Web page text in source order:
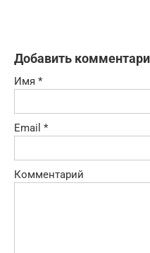
Добавить
Имя *
Email *
Комментарий